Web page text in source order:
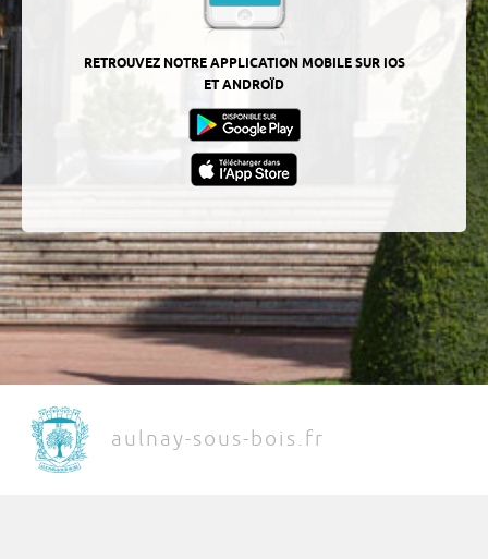
RETROUVEZ NOTRE APPLICATION MOBILE SUR IOS
ET ANDROÏD
aulnay-sous-bois.fr